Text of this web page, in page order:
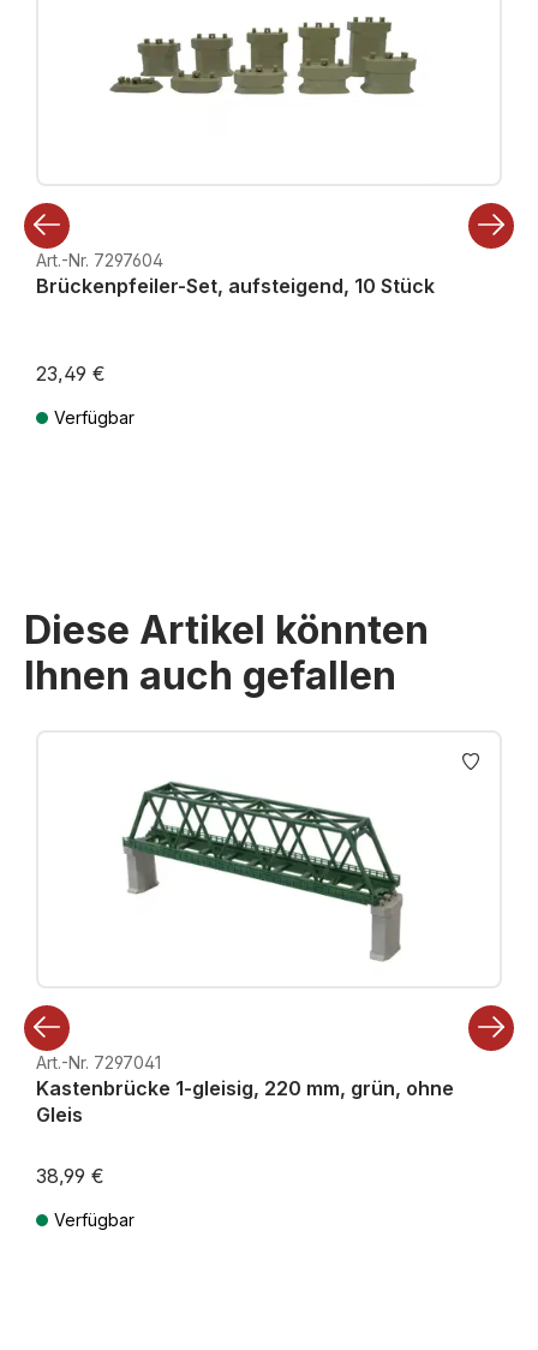
Art.-Nr. 7297604
Brückenpfeiler-Set, aufsteigend, 10 Stück
23,49 €
Verfügbar
Diese Artikel könnten
Ihnen auch gefallen
Produktgalerie überspringen
Art.-Nr. 7297041
Kastenbrücke 1-gleisig, 220 mm, grün, ohne
Gleis
38,99 €
Verfügbar